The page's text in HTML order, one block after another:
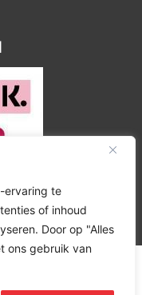
ervaring te
of inhoud
Door op "Alles
ons gebruik van